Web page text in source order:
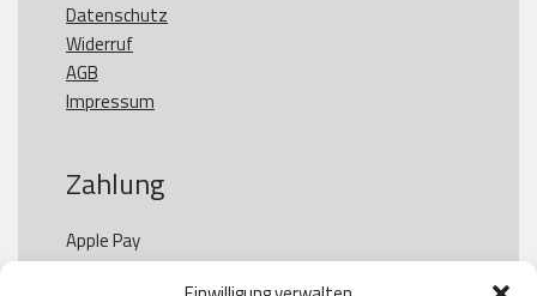
Datenschutz
Widerruf
AGB
Impressum
Zahlung
Apple Pay
Paypal